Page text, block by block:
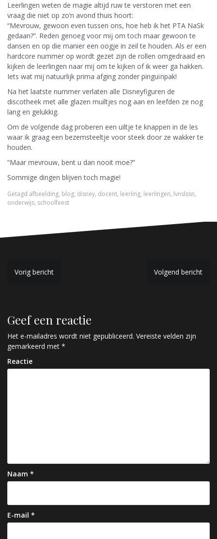
Leerlingen weten de magie altijd ruw te verstoren met een
vraag die niet op zo’n avond thuis hoort:
“Mevrouw, gewoon even tussen ons, hoe heb ik het PTA NaSk
gedaan?”. Reden genoeg voor mij om toch maar gewoon te
dansen en op die manier een oogje in zeil te houden. Als er een
hardcore nummer op wordt gezet zijn de rollen omgedraaid en
kijken de leerlingen naar mij om te kijken of ik weer ga hakken.
Iets wat mij natuurlijk prima afging zonder pinguïnpak!
Na het laatste nummer verlaten alle Disneyfiguren de
discotheek met alle glazen muiltjes nog aan en leefden ze nog
lang en gelukkig.
Om de volgende dag proberen een uiltje te knappen in de les
waar ik graag een bezemsteeltje voor steek door ze wakker te
houden.
“Maar mevrouw, bent u dan nooit moe?”
Sommige dingen blijven toch magie!
Getagd afbeelding, blog, disney, docent, leerling, leerlingen, lvnslssn,
onderwijs, schoolfeest
B
i
c
h
t
a
t
i
e
Vorig bericht Volgend bericht
Geef een reactie
Het e-mailadres wordt niet gepubliceerd. Vereiste velden zijn
gemarkeerd met *
Reactie
Naam *
E-mail *